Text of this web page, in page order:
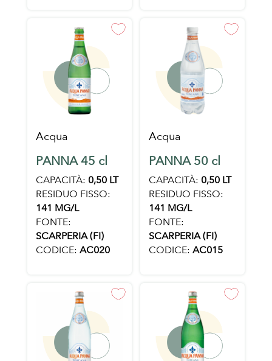
Acqua
PANNA 45 cl
CAPACITÀ: 0,50 LT
RESIDUO FISSO:
141 MG/L
FONTE:
SCARPERIA (FI)
CODICE: AC020
Acqua
PANNA 50 cl
CAPACITÀ: 0,50 LT
RESIDUO FISSO:
141 MG/L
FONTE:
SCARPERIA (FI)
CODICE: AC015